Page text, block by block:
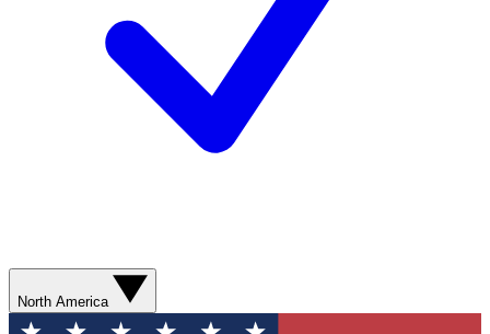
North America